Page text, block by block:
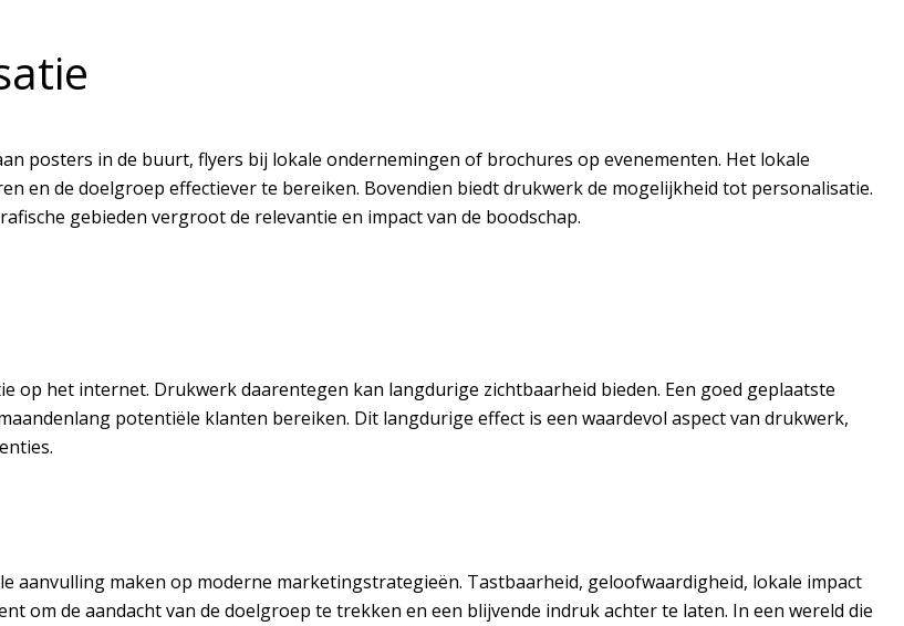
posters in de buurt, flyers bij lokale ondernemingen of brochures op evenementen. Het lokale
en de doelgroep effectiever te bereiken. Bovendien biedt drukwerk de mogelijkheid tot personalisatie.
gebieden vergroot de relevantie en impact van de boodschap.
op het internet. Drukwerk daarentegen kan langdurige zichtbaarheid bieden. Een goed geplaatste
potentiële klanten bereiken. Dit langdurige effect is een waardevol aspect van drukwerk,
aanvulling maken op moderne marketingstrategieën. Tastbaarheid, geloofwaardigheid, lokale impact
om de aandacht van de doelgroep te trekken en een blijvende indruk achter te laten. In een wereld die